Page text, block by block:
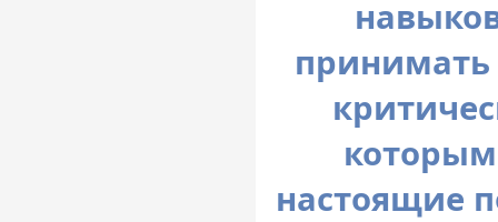
настоящие